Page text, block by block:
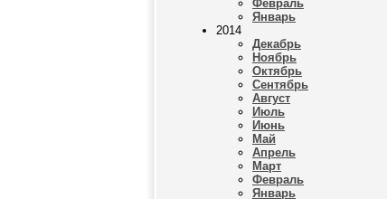
Февраль
Январь
2014
Декабрь
Ноябрь
Октябрь
Сентябрь
Август
Июль
Июнь
Май
Апрель
Март
Февраль
Январь